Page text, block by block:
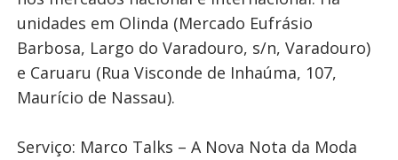
unidades em Olinda (Mercado Eufrásio
Barbosa, Largo do Varadouro, s/n, Varadouro)
e Caruaru (Rua Visconde de Inhaúma, 107,
Maurício de Nassau).
Serviço: Marco Talks – A Nova Nota da Moda